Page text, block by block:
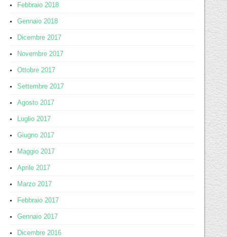
Febbraio 2018
Gennaio 2018
Dicembre 2017
Novembre 2017
Ottobre 2017
Settembre 2017
Agosto 2017
Luglio 2017
Giugno 2017
Maggio 2017
Aprile 2017
Marzo 2017
Febbraio 2017
Gennaio 2017
Dicembre 2016